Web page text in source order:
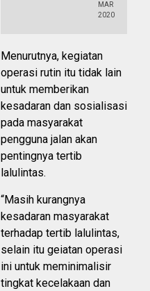
MAR
2020
Menurutnya, kegiatan
operasi rutin itu tidak lain
untuk memberikan
kesadaran dan sosialisasi
pada masyarakat
pengguna jalan akan
pentingnya tertib
lalulintas.
“Masih kurangnya
kesadaran masyarakat
terhadap tertib lalulintas,
selain itu geiatan operasi
ini untuk meminimalisir
tingkat kecelakaan dan